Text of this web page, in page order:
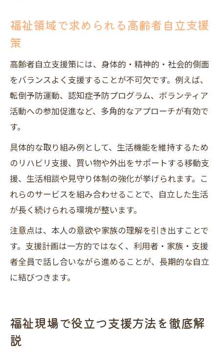
福祉領域で求められる高齢者自立支援
策
高齢者自立支援策には、身体的・精神的・社会的側面
をバランスよく支援することが不可欠です。例えば、
転倒予防運動、認知症予防プログラム、ボランティア
活動への参加促進など、多角的なアプローチが有効で
す。
具体的な取り組み例として、生活機能を維持するため
のリハビリ支援、買い物や外出をサポートする移動支
援、生活相談や見守り体制の強化が挙げられます。こ
れらのサービスを組み合わせることで、自立した生活
が長く続けられる環境が整います。
注意点は、本人の意欲や家族の理解を引き出すことで
す。支援計画は一方的ではなく、利用者・家族・支援
者全員で話し合いながら進めることが、長期的な自立
に結びつきます。
福祉現場で役立つ支援方法を徹底解
説